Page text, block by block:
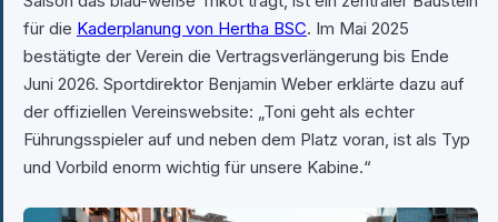
für die Kaderplanung von Hertha BSC. Im Mai 2025
bestätigte der Verein die Vertragsverlängerung bis Ende
Juni 2026. Sportdirektor Benjamin Weber erklärte dazu auf
der offiziellen Vereinswebsite: „Toni geht als echter
Führungsspieler auf und neben dem Platz voran, ist als Typ
und Vorbild enorm wichtig für unsere Kabine.“